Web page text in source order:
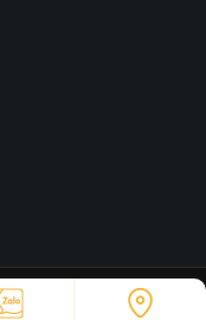
Hai Xe. All